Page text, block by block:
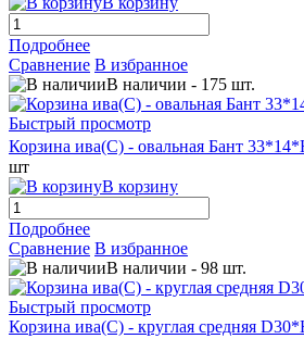
Подробнее
Сравнение В избранное
В наличии - 175 шт.
Быстрый просмотр
Корзина ива(С) - овальная Бант
шт
В корзину
Подробнее
Сравнение В избранное
В наличии - 98 шт.
Быстрый просмотр
Корзина ива(С) - круглая средняя